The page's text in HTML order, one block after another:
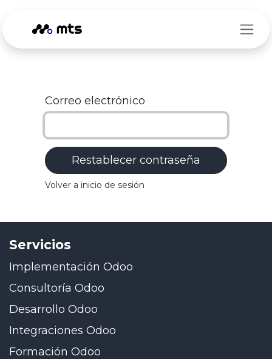
Correo electrónico
Restablecer contraseña
Volver a inicio de sesión
Servicios
Implementación Odoo
Consultoría Odoo
Desarrollo Odoo
Integraciones Odoo
Formación Odoo